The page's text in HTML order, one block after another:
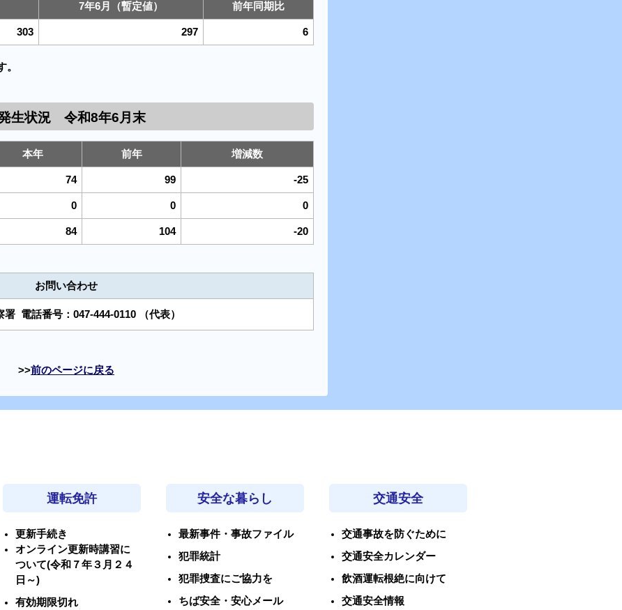
7年6月（暫定値） 前年同期比
303 297 6
生状況 令和8年6月末
本年 前年 増減数
74 99 -25
0 0 0
84 104 -20
お問い合わせ
署 電話番号： 047-444-0110（代表）
前のページに戻る
運転免許
更新手続き
オンライン更新時講習に
ついて(令和７年３月２４
日～)
有効期限切れ
安全な暮らし
最新事件・事故ファイル
犯罪統計
犯罪捜査にご協力を
ちば安全・安心メール
交通安全
交通事故を防ぐために
交通安全カレンダー
飲酒運転根絶に向けて
交通安全情報